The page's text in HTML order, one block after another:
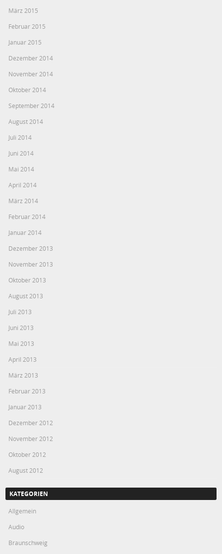
März 2015
Februar 2015
Januar 2015
Dezember 2014
November 2014
Oktober 2014
September 2014
August 2014
Juli 2014
Juni 2014
Mai 2014
April 2014
März 2014
Februar 2014
Januar 2014
Dezember 2013
November 2013
Oktober 2013
August 2013
Juli 2013
Juni 2013
Mai 2013
April 2013
März 2013
Februar 2013
Januar 2013
Dezember 2012
November 2012
Oktober 2012
August 2012
KATEGORIEN
Allgemein
Audio
Braunschweig